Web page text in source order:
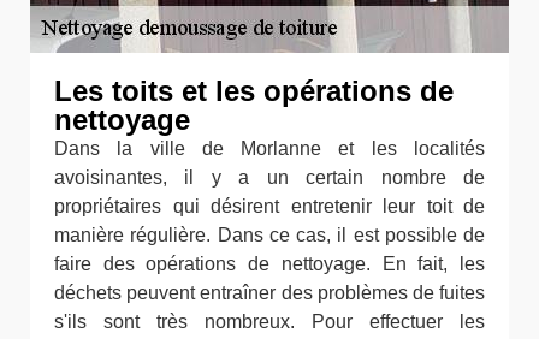
Les toits et les opérations de
nettoyage
Dans la ville de Morlanne et les localités
avoisinantes, il y a un certain nombre de
propriétaires qui désirent entretenir leur toit de
manière régulière. Dans ce cas, il est possible de
faire des opérations de nettoyage. En fait, les
déchets peuvent entraîner des problèmes de fuites
s'ils sont très nombreux. Pour effectuer les